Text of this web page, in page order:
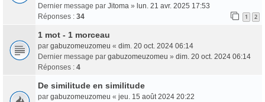
Dernier message par Jitoma » lun. 21 avr. 2025 17:53
Réponses : 34 1 2
1 mot - 1 morceau
par gabuzomeuzomeu « dim. 20 oct. 2024 06:14
Dernier message par gabuzomeuzomeu » dim. 20 oct. 2024 06:14
Réponses : 4
De similitude en similitude
par gabuzomeuzomeu « jeu. 15 août 2024 20:22